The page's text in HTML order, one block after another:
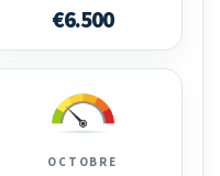
€6.500
OCTOBRE